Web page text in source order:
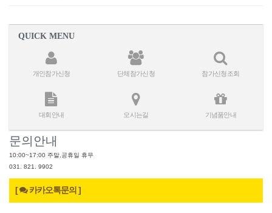
QUICK MENU
개인참가신청 단체참가신청 참가신청조회
대회안내 오시는길 기념품안내
문의안내
10:00~17:00 주말,공휴일 휴무
031. 821. 9902
[ 카카오톡문의 ]